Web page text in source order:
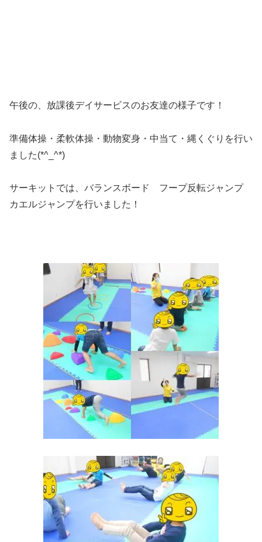
午後の、放課後デイサービスのお友達の様子です！
準備体操・柔軟体操・動物変身・中当て・縄くぐりを行い
ました(*^_^*)
サーキットでは、バランスボード フープ反転ジャンプ
カエルジャンプを行いました！